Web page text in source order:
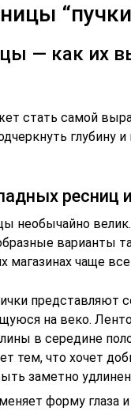
— как их
стать самой
глубину
ресниц
необычайно
варианты
магазинах чаще
представляют
на веко.
в середине
тем, что хочет
заметно
форму